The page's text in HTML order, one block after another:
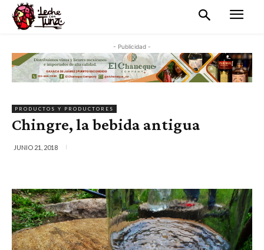
- Publicidad -
PRODUCTOS Y PRODUCTORES
Chingre, la bebida antigua
JUNIO 21, 2018